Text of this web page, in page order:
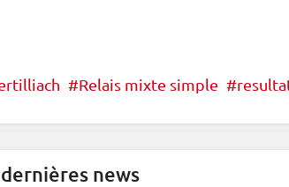
Relais mixte simple
news